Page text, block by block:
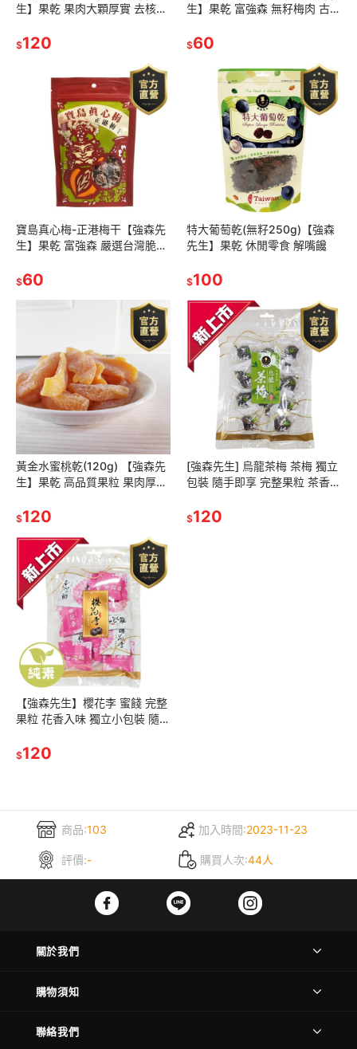
生】果乾 果肉大顆厚實 去核更
$120
生】果乾 富強森 無籽梅肉 古法
鹹 孕媽咪解膩好夥伴
$60
寶島真心梅-正港梅干【強森先
生】果乾 富強森 嚴選台灣脆綠
台灣味 暈車來一顆
$60
特大葡萄乾(無籽250g)【強森
先生】果乾 休閒零食 解嘴饞
$100
黃金水蜜桃乾(120g) 【強森先
生】果乾 高品質果粒 果肉厚實
$120
[強森先生] 烏龍茶梅 茶梅 獨立
包裝 隨手即享 完整果粒 茶香入
$120
【強森先生】櫻花李 蜜餞 完整
果粒 花香入味 獨立小包裝 隨手
$120
商品:103 加入時間:2023-11-23
評價:- 購買人次:44人
關於我們
購物須知
聯絡我們